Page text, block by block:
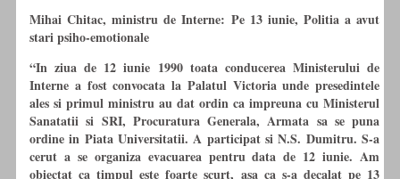
Mihai Chitac, ministru de Interne: Pe 13 iunie, Politia a avut
stari psiho-emotionale
“In ziua de 12 iunie 1990 toata conducerea Ministerului de
Interne a fost convocata la Palatul Victoria unde presedintele
ales si primul ministru au dat ordin ca impreuna cu Ministerul
Sanatatii si SRI, Procuratura Generala, Armata sa se puna
ordine in Piata Universitatii. A participat si N.S. Dumitru. S-a
cerut a se organiza evacuarea pentru data de 12 iunie. Am
obiectat ca timpul este foarte scurt, asa ca s-a decalat pe 13